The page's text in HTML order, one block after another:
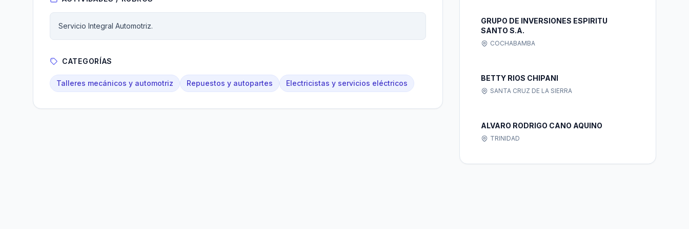
Servicio Integral Automotriz.
CATEGORÍAS
Talleres mecánicos y automotriz Repuestos y autopartes Electricistas y servicios eléctricos
GRUPO DE INVERSIONES ESPIRITU
SANTO S.A.
COCHABAMBA
BETTY RIOS CHIPANI
SANTA CRUZ DE LA SIERRA
ALVARO RODRIGO CANO AQUINO
TRINIDAD